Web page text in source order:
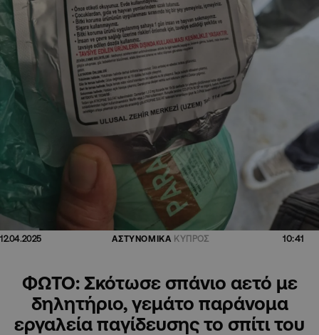
12.04.2025 ΑΣΤΥΝΟΜΙΚΑ ΚΥΠΡΟΣ 10:41
ΦΩΤΟ: Σκότωσε σπάνιο αετό με
δηλητήριο, γεμάτο παράνομα
εργαλεία παγίδευσης το σπίτι του